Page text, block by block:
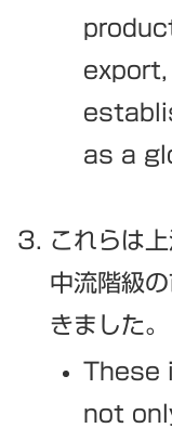
as a
これらは
中流階級
きました。
These
not